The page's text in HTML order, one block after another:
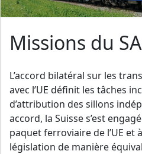
Missions du
L’accord bilatéral sur les
avec l’UE définit les tâches
d’attribution des sillons
accord, la Suisse s’est
paquet ferroviaire de l’UE et
législation de manière